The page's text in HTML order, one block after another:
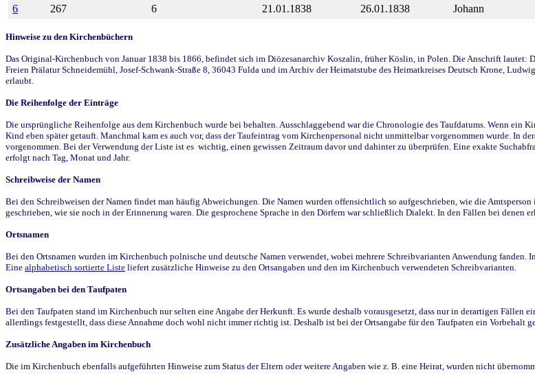
6
267 6 21.01.1838 26.01.1838 Johann
Hinweise zu den Kirchenbüchern
Das Original-Kirchenbuch von Januar 1838 bis 1866, befindet sich im Diözesanarchiv Koszalin, früher Köslin, in Polen. Die Anschrift
Freien Prälatur Schneidemühl, Josef-Schwank-Straße 8, 36043 Fulda und im Archiv der Heimatstube des Heimatkreises Deutsch Krone,
erlaubt.
Die Reihenfolge der Einträge
Die ursprüngliche Reihenfolge aus dem Kirchenbuch wurde bei behalten. Ausschlaggebend war die Chronologie des Taufdatums. Wenn ein
Kind eben später getauft. Manchmal kam es auch vor, dass der Taufeintrag vom Kirchenpersonal nicht unmittelbar vorgenommen wurde. In
vorgenommen. Bei der Verwendung der Liste ist es wichtig, einen gewissen Zeitraum davor und dahinter zu überprüfen. Eine exakte
erfolgt nach Tag, Monat und Jahr.
Schreibweise der Namen
Bei den Schreibweisen der Namen findet man häufig Abweichungen. Die Namen wurden offensichtlich so aufgeschrieben, wie die
geschrieben, wie sie noch in der Erinnerung waren. Die gesprochene Sprache in den Dörfern war schließlich Dialekt. In den Fällen bei denen
Ortsnamen
Bei den Ortsnamen wurden im Kirchenbuch polnische und deutsche Namen verwendet, wobei mehrere Schreibvarianten Anwendung
Eine alphabetisch sortierte Liste liefert zusätzliche Hinweise zu den Ortsangaben und den im Kirchenbuch verwendeten Schreibvarianten.
Ortsangaben bei den Taufpaten
Bei den Taufpaten stand im Kirchenbuch nur selten eine Angabe der Herkunft. Es wurde deshalb vorausgesetzt, dass nur in derartigen
allerdings festgestellt, dass diese Annahme doch wohl nicht immer richtig ist. Deshalb ist bei der Ortsangabe für den Taufpaten ein Vorbehalt
Zusätzliche Angaben im Kirchenbuch
Die im Kirchenbuch ebenfalls aufgeführten Hinweise zum Status der Eltern oder weitere Angaben wie z. B. eine Heirat, wurden nicht